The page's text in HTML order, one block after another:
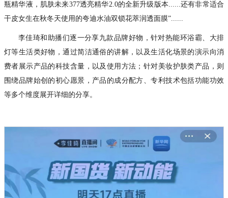
瓶精华液，肌肤未来377透亮精华2.0的全新升级版本......还有非常适合
干皮女生在秋冬天使用的夸迪水油双锁花萃润透面膜”......
李佳琦和助播们逐一分享九款品牌好物，针对热能环浴霸、大排
灯等生活类好物，通过简洁通俗的讲解，以及生活化场景的演示向消
费者展示产品的科技含量，以及使用方法；针对美妆护肤类产品，则
围绕品牌始创的初心愿景，产品的成分配方、专利技术包括功能功效
等多个维度展开详细的分享。